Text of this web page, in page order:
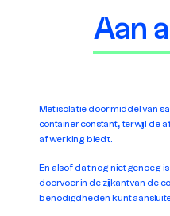
Aan
Met isolatie door middel van
container constant, terwijl de
afwerking biedt.
En alsof dat nog niet genoeg
doorvoer in de zijkant van de
benodigdheden kunt